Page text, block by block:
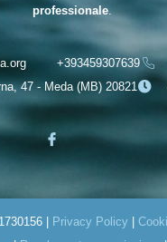
professionale.
+393459307639
47 - Meda (MB) 20821
| Privacy Policy |